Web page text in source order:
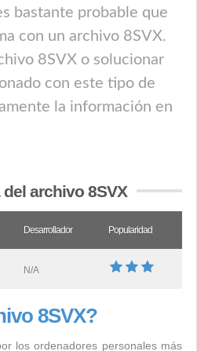
bastante probable que
con un archivo 8SVX.
8SVX o solucionar
con este tipo de
la información en
archivo 8SVX
Desarrollador Popularidad
N/A
8SVX?
los ordenadores personales más